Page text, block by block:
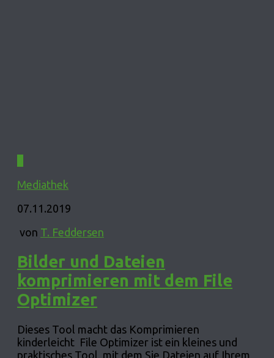
Mediathek
07.11.2019
von T. Feddersen
Bilder und Dateien
komprimieren mit dem File
Optimizer
Dieses Tool macht das Komprimieren
kinderleicht File Optimizer ist ein kleines und
praktisches Tool, mit dem Sie Dateien auf Ihrem